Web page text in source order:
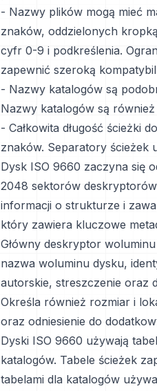
- Nazwy plików mogą mieć
znaków, oddzielonych
cyfr 0-9 i podkreślenia.
zapewnić szeroką
- Nazwy katalogów są
Nazwy katalogów są
- Całkowita długość ścieżki
znaków. Separatory ścieżek
Dysk ISO 9660 zaczyna się
2048 sektorów
informacji o strukturze i
który zawiera kluczowe
Główny deskryptor
nazwa woluminu dysku,
autorskie, streszczenie oraz
Określa również rozmiar i
oraz odniesienie do
Dyski ISO 9660 używają
katalogów. Tabele ścieżek
tabelami dla katalogów